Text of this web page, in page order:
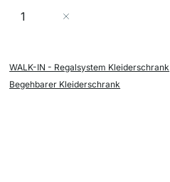
Menge
WALK-IN - Regalsystem Kleiderschrank
Begehbarer Kleiderschrank